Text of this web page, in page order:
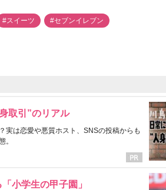
#スイーツ #セブンイレブン
取引”のリアル
実は恋愛や悪質ホスト、SNSの投稿からも
。
小学生の甲子園」